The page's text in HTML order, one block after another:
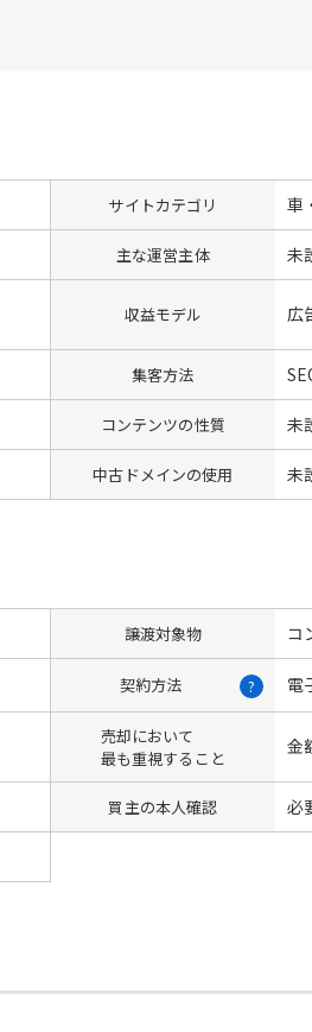
サイトカテゴリ 車
主な運営主体 未
収益モデル 広
集客方法
コンテンツの性質 未
中古ドメインの使用 未
譲渡対象物 コ
契約方法 ? 電
売却において
最も重視すること
金
買主の本人確認 必